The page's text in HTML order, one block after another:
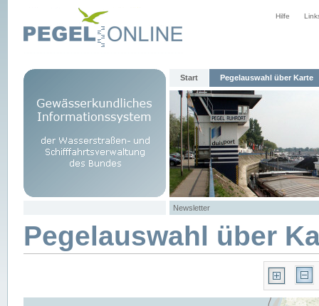
Hilfe
Start Pegelauswahl über Karte
Newsletter
Pegelauswahl über